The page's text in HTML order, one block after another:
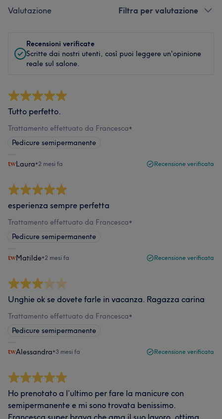
Valutazione Filtra per valutazione
Recensioni verificate
Scritte dai nostri utenti, così puoi leggere un'opinione
reale sul salone.
Tutto perfetto.
Trattamento effettuato da Francesca•
Pedicure semipermanente
Laura•2 mesi fa Recensione verificata
esperienza sempre perfetta
Trattamento effettuato da Francesca•
Pedicure semipermanente
Matilde•2 mesi fa Recensione verificata
Unghie ok se dovete farle in vacanza. Ragazza carina
Trattamento effettuato da Francesca•
Pedicure semipermanente
Alessandra•3 mesi fa Recensione verificata
Ho prenotato a l’ultimo per fare la manicure con
semipermanente e mi sono trovata benissimo.
Francesca super brava che ama il suo lavoro, ottima